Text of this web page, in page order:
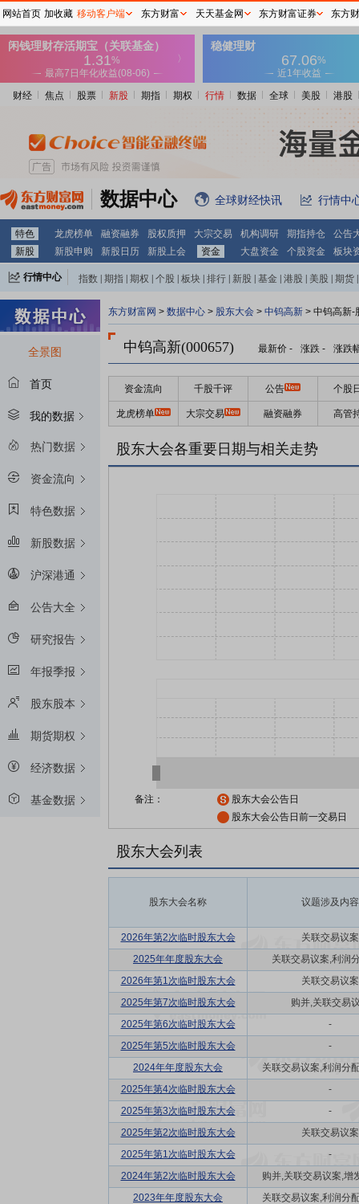
财经 焦点 股票 新股 期指 期权 行情 数据 全球 美股 港股
数据中心 全球财经快讯 行情中
特色 龙虎榜单 融资融券 股权质押 大宗交易 机构调研 期指持仓
公告
新股
新股申购 新股日历 新股上会 资金 大盘资金 个股资金 板块
行情中心 指数 期指 期权 个股 板块 排行 新股 基金 港股 美股 期货
全景图
首页
我的数据
热门数据
资金流向
特色数据
新股数据
沪深港通
公告大全
研究报告
年报季报
股东股本
期货期权
经济数据
基金数据
东方财富网 > 数据中心 > 股东大会 > 中钨高新 > 中钨高新-
中钨高新(000657) 最新价 - 涨跌 - 涨跌
资金流向 千股千评 公告 个股
龙虎榜单 大宗交易 融资融券 高管
股东大会各重要日期与相关走势
备注：
股东大会公告日
股东大会公告日前一交易日
股东大会列表
股东大会名称 议题涉及内容
2026年第2次临时股东大会
关联交易议案
2025年年度股东大会
关联交易议案,利润
2026年第1次临时股东大会
关联交易议案
2025年第7次临时股东大会
购并,关联交易
2025年第6次临时股东大会
-
2025年第5次临时股东大会
-
2024年年度股东大会
关联交易议案,利润分
2025年第4次临时股东大会
-
2025年第3次临时股东大会
-
2025年第2次临时股东大会
关联交易议案
2025年第1次临时股东大会
-
2024年第2次临时股东大会
购并,关联交易议案,增
2023年年度股东大会
关联交易议案,利润分
网站首页 加收藏 移动客户端 东方财富 天天基金网 东方财富证券 东方